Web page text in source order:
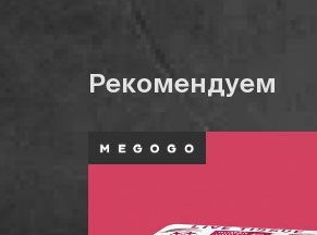
Рекомендуем